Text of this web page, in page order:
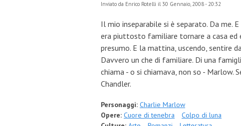
Inviato da Enrico Rotelli il 30 Gennaio, 2008 - 20:32
Il mio inseparabile si è separato. Da me.
era piuttosto familiare tornare a casa ed
presumo. E la mattina, uscendo, sentire
Davvero un che di familiare. Di una
chiama - o si chiamava, non so - Marlow.
Chandler.
Personaggi: Charlie Marlow
Opere: Cuore di tenebra
Colpo di luna